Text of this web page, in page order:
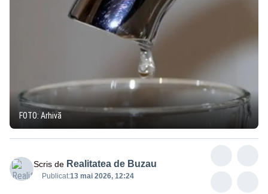
FOTO: Arhivă
Scris de Realitatea de Buzau
Publicat:13 mai 2026, 12:24